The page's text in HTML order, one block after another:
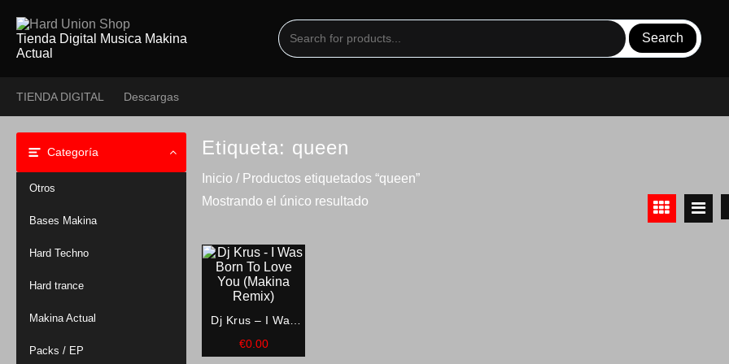
contenido
Tienda Digital Musica Makina
Actual
Search
TIENDA DIGITAL Descargas
Categoría
Otros
Bases Makina
Hard Techno
Hard trance
Makina Actual
Packs / EP
Etiqueta: queen
Inicio / Productos etiquetados “queen”
Mostrando el único resultado
Dj Krus – I Was
Born To Love You
(Makina Remix)
€0.00